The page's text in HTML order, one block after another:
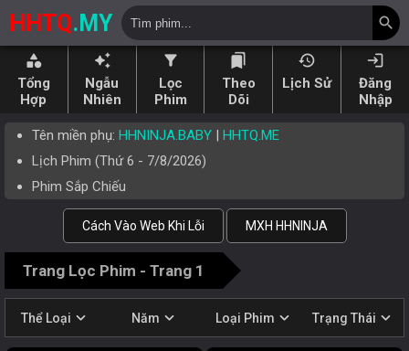
HHTQ.MY search
category
Tổng
Hợp
auto_awesome
Ngẫu
Nhiên
filter_alt
Lọc
Phim
bookmarks
Theo
Dõi
history
Lịch Sử
login
Đăng
Nhập
Tên miền phụ: HHNINJA.BABY | HHTQ.ME
Lịch Phim (Thứ 6 - 7/8/2026)
Phim Sắp Chiếu
Cách Vào Web Khi Lỗi MXH HHNINJA
Trang Lọc Phim - Trang 1
Thể Loại expand_more Năm expand_more Loại Phim expand_more Trạng Thái expand_more